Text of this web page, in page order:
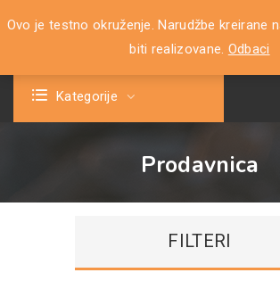
Ovo je testno okruženje. Narudžbe kreirane
biti realizovane. Odbaci
Kategorije
Prodavnica
FILTERI